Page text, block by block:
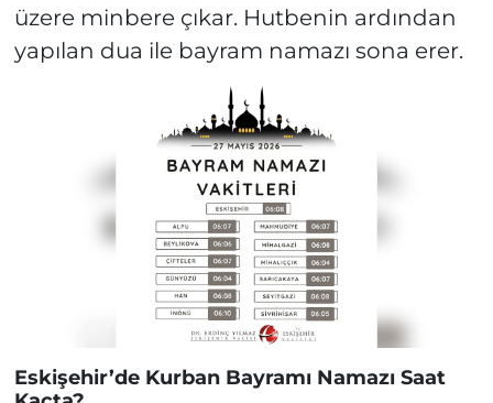
üzere minbere çıkar. Hutbenin ardından
yapılan dua ile bayram namazı sona erer.
Eskişehir’de Kurban Bayramı Namazı Saat